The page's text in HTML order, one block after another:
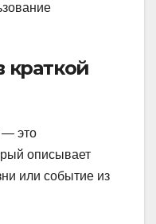
краткой
— это
описывает
или событие из